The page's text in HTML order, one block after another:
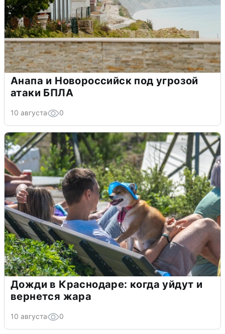
Анапа и Новороссийск под угрозой
атаки БПЛА
10 августа 0
Дожди в Краснодаре: когда уйдут и
вернется жара
10 августа 0